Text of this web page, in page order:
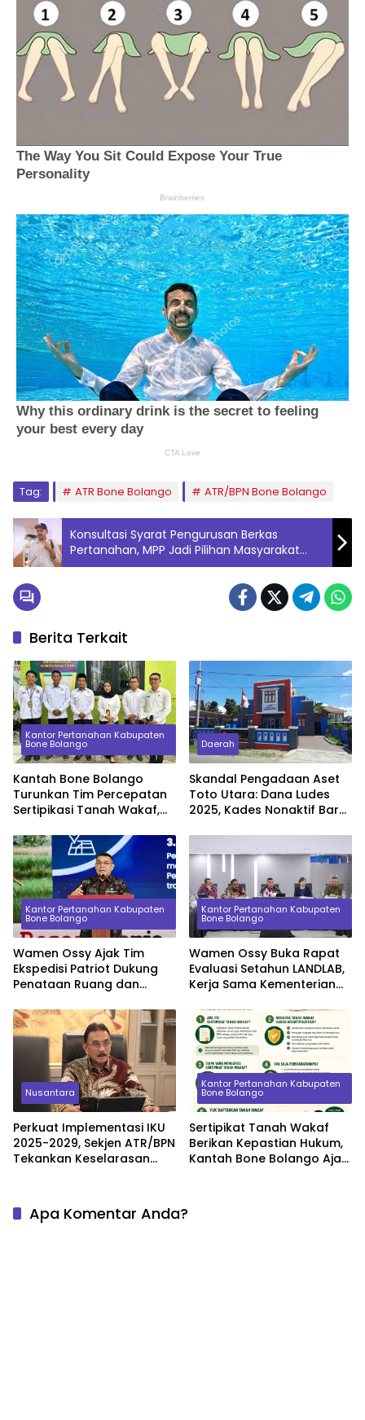
Tag: ATR Bone Bolango ATR/BPN Bone Bolango
Konsultasi Syarat Pengurusan Berkas
Pertanahan, MPP Jadi Pilihan Masyarakat
Cari Kepastian Layanan Pertanahan
Berita Terkait
Kantor Pertanahan Kabupaten
Bone Bolango
Kantah Bone Bolango
Turunkan Tim Percepatan
Sertipikasi Tanah Wakaf,
KUA
Daerah
Skandal Pengadaan Aset
Toto Utara: Dana Ludes
2025, Kades Nonaktif Baru
Spesifikasi di 2026
Kantor Pertanahan Kabupaten
Bone Bolango
Wamen Ossy Ajak Tim
Ekspedisi Patriot Dukung
Penataan Ruang dan
Pertanahan di Kawasan
Transmigrasi
Kantor Pertanahan Kabupaten
Bone Bolango
Wamen Ossy Buka Rapat
Evaluasi Setahun LANDLAB,
Kerja Sama Kementerian
Nusantara
Perkuat Implementasi IKU
2025-2029, Sekjen ATR/BPN
Tekankan Keselarasan
Kantor Pertanahan Kabupaten
Bone Bolango
Sertipikat Tanah Wakaf
Berikan Kepastian Hukum,
Kantah Bone Bolango Ajak
Apa Komentar Anda?